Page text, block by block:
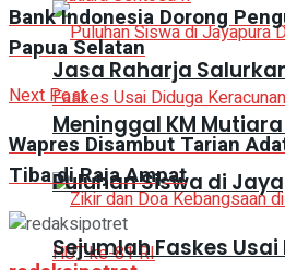
Jasa Raharja
Meninggal KM
Puluhan Siswa di
Sejumlah Faskes
Bank Indonesia Dorong
Papua Selatan
Next Post
Wapres Disambut Tarian
Tiba di Raja Ampat